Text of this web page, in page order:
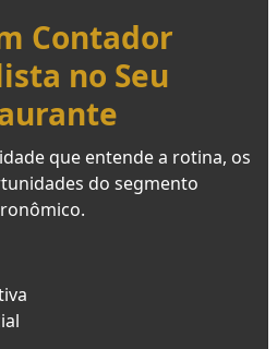
Contador
no Seu
que entende a rotina, os
do segmento